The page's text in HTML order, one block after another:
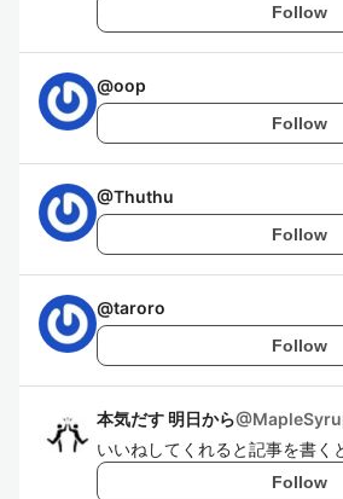
Follow
@oop
Follow
@Thuthu
Follow
@taroro
Follow
本気だす 明日から@
いいねしてくれると記事を書く
Follow